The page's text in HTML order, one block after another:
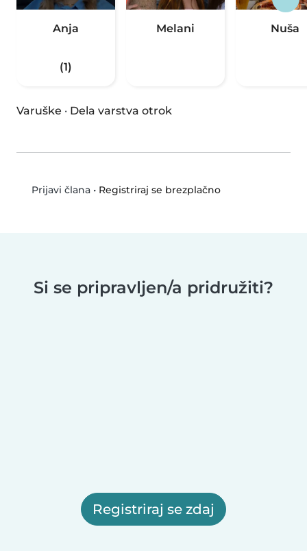
Anja
(1)
Melani Nuša
Varuške · Dela varstva otrok
Prijavi člana• Registriraj se brezplačno
Si se pripravljen/a pridružiti?
Registriraj se zdaj